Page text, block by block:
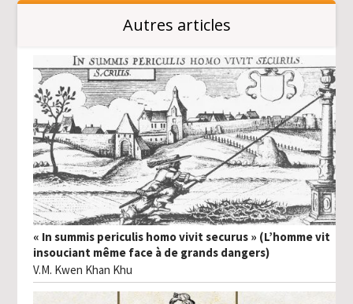
Autres articles
« In summis periculis homo vivit securus » (L’homme vit
insouciant même face à de grands dangers)
V.M. Kwen Khan Khu